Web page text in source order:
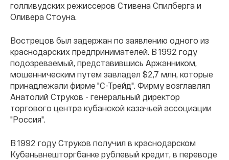
голливудских режиссеров Стивена Спилберга и
Оливера Стоуна.
Вострецов был задержан по заявлению одного из
краснодарских предпринимателей. В 1992 году
подозреваемый, представившись Аржанником,
мошенническим путем завладел $2,7 млн, которые
принадлежали фирме "С-Трейд". Фирму возглавлял
Анатолий Струков - генеральный директор
торгового центра кубанской казачьей ассоциации
"Россия".
В 1992 году Струков получил в краснодарском
Кубаньвнешторгбанке рублевый кредит, в переводе